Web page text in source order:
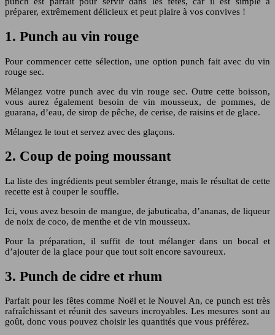
préparer, extrêmement délicieux et peut plaire à vos convives !
1. Punch au vin rouge
Pour commencer cette sélection, une option punch fait avec du vin
rouge sec.
Mélangez votre punch avec du vin rouge sec. Outre cette boisson,
vous aurez également besoin de vin mousseux, de pommes, de
guarana, d’eau, de sirop de pêche, de cerise, de raisins et de glace.
Mélangez le tout et servez avec des glaçons.
2. Coup de poing moussant
La liste des ingrédients peut sembler étrange, mais le résultat de cette
recette est à couper le souffle.
Ici, vous avez besoin de mangue, de jabuticaba, d’ananas, de liqueur
de noix de coco, de menthe et de vin mousseux.
Pour la préparation, il suffit de tout mélanger dans un bocal et
d’ajouter de la glace pour que tout soit encore savoureux.
3. Punch de cidre et rhum
Parfait pour les fêtes comme Noël et le Nouvel An, ce punch est très
rafraîchissant et réunit des saveurs incroyables. Les mesures sont au
goût, donc vous pouvez choisir les quantités que vous préférez.